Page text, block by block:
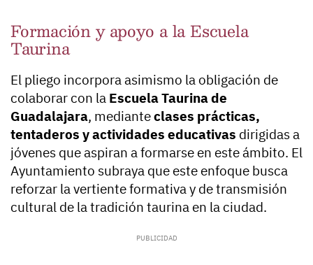
Formación y apoyo a la Escuela
Taurina
El pliego incorpora asimismo la obligación de
colaborar con la Escuela Taurina de
Guadalajara, medianteclases prácticas,
tentaderos y actividades educativas dirigidas a
jóvenes que aspiran a formarse en este ámbito. El
Ayuntamiento subraya que este enfoque busca
reforzar la vertiente formativa y de transmisión
cultural de la tradición taurina en la ciudad.